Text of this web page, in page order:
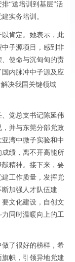
“送培训到基层”活
实务培训。
肯定。她表示，此
子源项目，感到非
使命与沉甸甸的责
内脉冲中子源及应
决我国关键领域
党总支书记陈延伟
并与东莞分部党政
湾中微子实验和中
绩，离不开高能所
精神。接下来，要
工作质量，发挥党
加强人才队伍建
文化建设，自创文
同时温暖向上的工
了很好的榜样，希
帜，引领异地党建